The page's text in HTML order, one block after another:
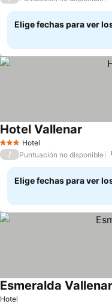
Elige fechas para ver
3 Estrellas
Hotel
Hotel Vallenar
/ Puntuación no disponible
Elige fechas para ver
Hotel
Esmeralda Vallenar